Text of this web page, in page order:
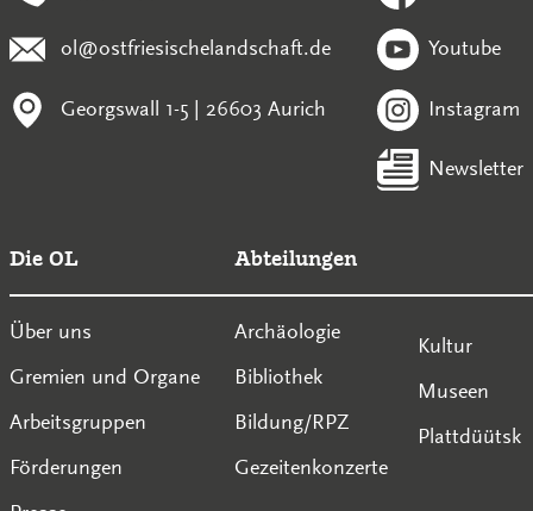
ol@ostfriesischelandschaft.de
Georgswall 1-5 | 26603 Aurich
Youtube
Instagram
Newsletter
Die OL
Über uns
Gremien und Organe
Arbeitsgruppen
Förderungen
Abteilungen
Archäologie
Bibliothek
Bildung/RPZ
Gezeitenkonzerte
Kultur
Museen
Plattdüütsk